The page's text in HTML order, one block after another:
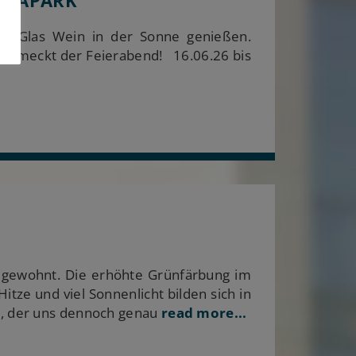
Glas Wein in der Sonne genießen.
der Feierabend! 16.06.26 bis
Die erhöhte Grünfärbung im
und viel Sonnenlicht bilden sich in
uns dennoch genau read more...